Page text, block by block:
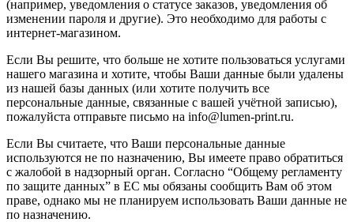
(например, уведомления о статусе заказов, уведомления об
изменении пароля и другие). Это необходимо для работы с
интернет-магазином.
Если Вы решите, что больше не хотите пользоваться услугами
нашего магазина и хотите, чтобы Ваши данные были удалены
из нашей базы данных (или хотите получить все
персональные данные, связанные с вашей учётной записью),
пожалуйста отправьте письмо на info@lumen-print.ru.
Если Вы считаете, что Ваши персональные данные
используются не по назначению, Вы имеете право обратиться
с жалобой в надзорный орган. Согласно “Общему регламенту
по защите данных” в ЕС мы обязаны сообщить Вам об этом
праве, однако мы не планируем использовать Ваши данные не
по назначению.